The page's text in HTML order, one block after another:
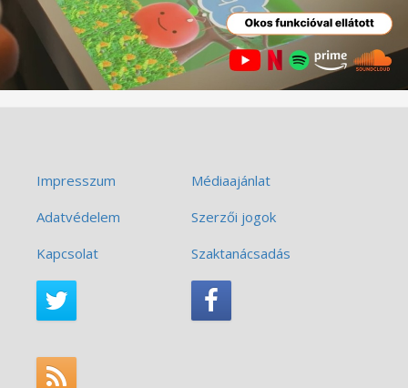
Impresszum
Médiaajánlat
Adatvédelem
Szerzői jogok
Kapcsolat
Szaktanácsadás